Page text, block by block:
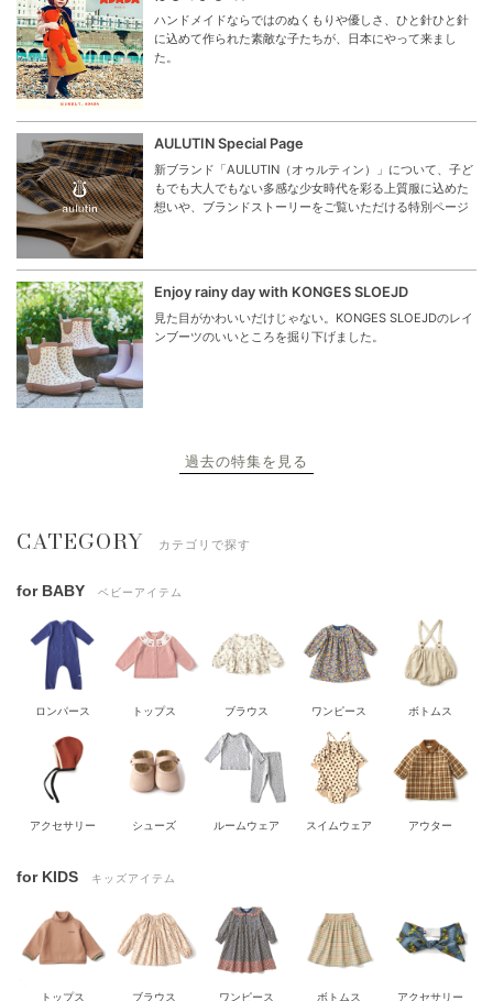
ハンドメイドならではのぬくもりや優しさ、ひと針ひと針
に込めて作られた素敵な子たちが、日本にやって来まし
た。
AULUTIN Special Page
新ブランド「AULUTIN（オゥルティン）」について、子ど
もでも大人でもない多感な少女時代を彩る上質服に込めた
想いや、ブランドストーリーをご覧いただける特別ページ
Enjoy rainy day with KONGES SLOEJD
見た目がかわいいだけじゃない。KONGES SLOEJDのレイ
ンブーツのいいところを掘り下げました。
過去の特集を見る
CATEGORY カテゴリで探す
for BABY ベビーアイテム
ロンパース トップス ブラウス ワンピース ボトムス
アクセサリー シューズ ルームウェア スイムウェア アウター
for KIDS キッズアイテム
トップス ブラウス ワンピース ボトムス アクセサリー